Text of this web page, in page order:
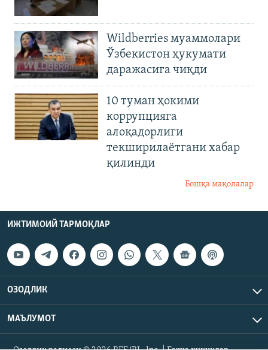
Wildberries муаммолари
Ўзбекистон ҳукумати
даражасига чиқди
10 туман ҳокими
коррупцияга
алоқадорлиги
текширилаётгани хабар
қилинди
Бошқа мақолалар
ИЖТИМОИЙ ТАРМОҚЛАР
ОЗОДЛИК
МАЪЛУМОТ